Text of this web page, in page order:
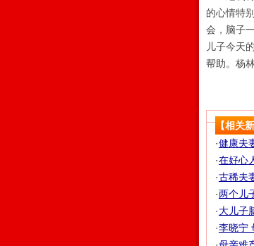
的心情特
会，脑子
儿子今天
帮助。杨
【相关
·健康夫
·在好心
·古稀夫
·两个儿
·大儿子
·李晓宁